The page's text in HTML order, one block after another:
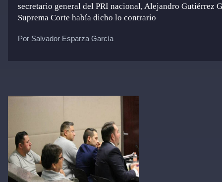
secretario general del PRI nacional, Alejandro Gutiérrez
Suprema Corte había dicho lo contrario
Por Salvador Esparza García